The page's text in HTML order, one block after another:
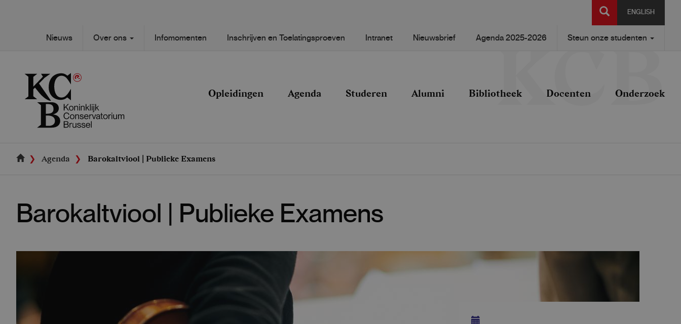
ENGLISH
SEARCH
Secondary
navigation
Nieuws Over ons Infomomenten Inschrijven en Toelatingsproeven Intranet Nieuwsbrief Agenda 2025-2026 Steun onze studenten
navigation
Opleidingen Agenda Studeren Alumni Bibliotheek Docenten Onderzoek
Agenda Barokaltviool | Publieke Examens
Barokaltviool | Publieke Examens